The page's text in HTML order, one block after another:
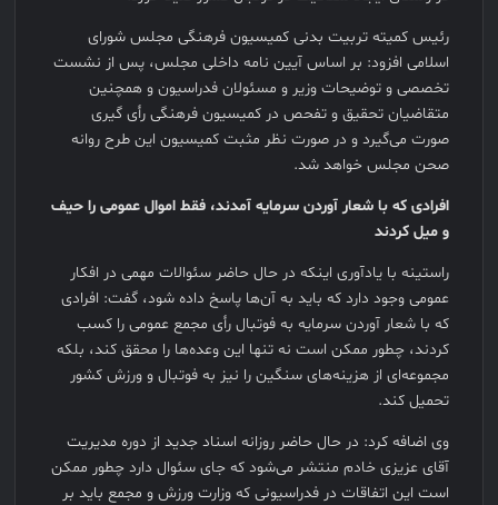
رئیس کمیته تربیت بدنی کمیسیون فرهنگی مجلس شورای
اسلامی افزود: بر اساس آیین نامه داخلی مجلس، پس از نشست
تخصصی و توضیحات وزیر و مسئولان فدراسیون و همچنین
متقاضیان تحقیق و تفحص در کمیسیون فرهنگی رأی گیری
صورت می‌گیرد و در صورت نظر مثبت کمیسیون این طرح روانه
صحن مجلس خواهد شد.
افرادی که با شعار آوردن سرمایه آمدند، فقط اموال عمومی را حیف
و میل کردند
راستینه با یادآوری اینکه در حال حاضر سئوالات مهمی در افکار
عمومی وجود دارد که باید به آن‌ها پاسخ داده شود، گفت: افرادی
که با شعار آوردن سرمایه به فوتبال رأی مجمع عمومی را کسب
کردند، چطور ممکن است نه تنها این وعده‌ها را محقق کند، بلکه
مجموعه‌ای از هزینه‌های سنگین را نیز به فوتبال و ورزش کشور
تحمیل کند.
وی اضافه کرد: در حال حاضر روزانه اسناد جدید از دوره مدیریت
آقای عزیزی خادم منتشر می‌شود که جای سئوال دارد چطور ممکن
است این اتفاقات در فدراسیونی که وزارت ورزش و مجمع باید بر